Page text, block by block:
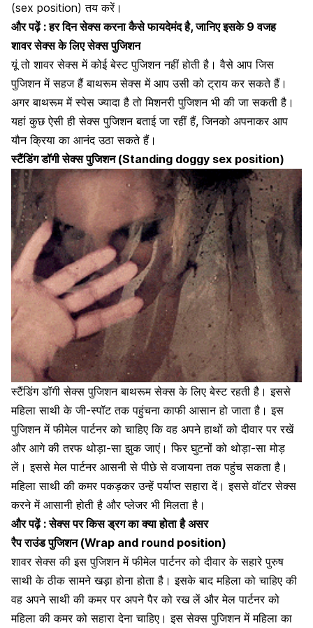
(sex position) तय करें।
और पढ़ें : हर दिन सेक्स करना कैसे फायदेमंद है, जानिए इसके 9 वजह
शावर सेक्स के लिए सेक्स पुजिशन
यूं तो शावर सेक्स में कोई बेस्ट पुजिशन नहीं होती है। वैसे आप जिस
पुजिशन में सहज हैं बाथरूम सेक्स में आप उसी को ट्राय कर सकते हैं।
अगर बाथरूम में स्पेस ज्यादा है तोमिशनरी पुजिशनभी की जा सकती है।
यहां कुछ ऐसी ही सेक्स पुजिशन बताई जा रहीं हैं, जिनको अपनाकर आप
यौन क्रिया का आनंद उठा सकते हैं।
स्टैंडिंग डॉगी सेक्स पुजिशन (Standing doggy sex position)
स्टैंडिंग डॉगी सेक्स पुजिशन बाथरूम सेक्स के लिए बेस्ट रहती है। इससे
महिला साथी केजी-स्पॉटतक पहुंचना काफी आसान हो जाता है। इस
पुजिशन में फीमेल पार्टनर को चाहिए कि वह अपने हाथों को दीवार पर रखें
और आगे की तरफ थोड़ा-सा झुक जाएं। फिर घुटनों को थोड़ा-सा मोड़
लें। इससे मेल पार्टनर आसनी से पीछे से वजायना तक पहुंच सकता है।
महिला साथी की कमर पकड़कर उन्हें पर्याप्त सहारा दें। इससे वॉटर सेक्स
करने में आसानी होती है और प्लेजर भी मिलता है।
और पढ़ें :सेक्स पर किस ड्रग का क्या होता है असर
रैप राउंड पुजिशन (Wrap and round position)
शावर सेक्स की इस पुजिशन में फीमेल पार्टनर को दीवार के सहारे पुरुष
साथी के ठीक सामने खड़ा होना होता है। इसके बाद महिला को चाहिए की
वह अपने साथी की कमर पर अपने पैर को रख लें और मेल पार्टनर को
महिला की कमर को सहारा देना चाहिए। इस सेक्स पुजिशन में महिला का